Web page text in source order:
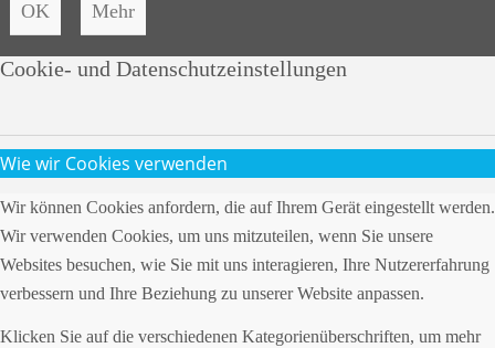
OK Mehr
Cookie- und Datenschutzeinstellungen
Wie wir Cookies verwenden
Wir können Cookies anfordern, die auf Ihrem Gerät eingestellt werden.
Wir verwenden Cookies, um uns mitzuteilen, wenn Sie unsere
Websites besuchen, wie Sie mit uns interagieren, Ihre Nutzererfahrung
verbessern und Ihre Beziehung zu unserer Website anpassen.
Klicken Sie auf die verschiedenen Kategorienüberschriften, um mehr